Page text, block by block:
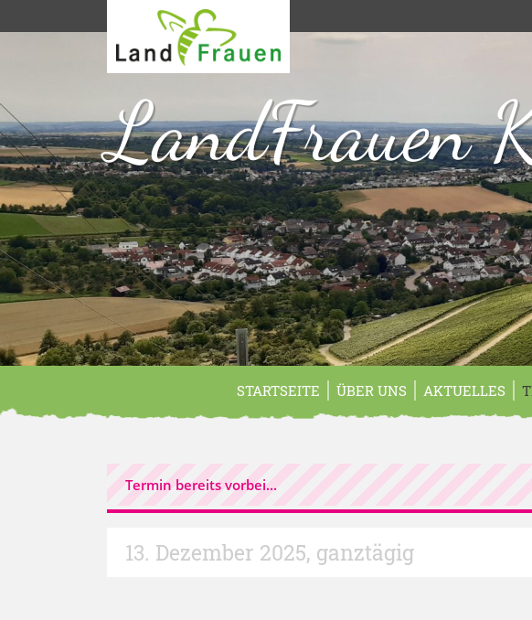
LandFrauen
STARTSEITE ÜBER UNS AKTUELLES
Termin bereits vorbei...
13. Dezember 2025, ganztägig